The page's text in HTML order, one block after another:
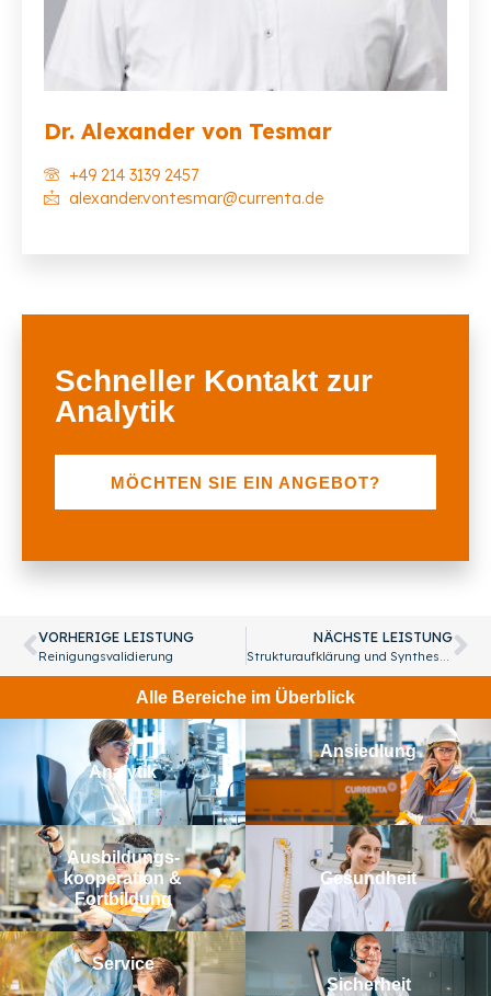
Dr. Alexander von Tesmar
+49 214 3139 2457
alexander.vontesmar@currenta.de
Schneller Kontakt zur
Analytik
MÖCHTEN SIE EIN ANGEBOT?
VORHERIGE LEISTUNG
Reinigungsvalidierung
NÄCHSTE LEISTUNG
Strukturaufklärung und Synthesekontrolle
Alle Bereiche im Überblick
Analytik
Ansiedlung
Aus­bildungs­­
kooperation &
Fortbildung
Gesundheit
Service
Sicherheit